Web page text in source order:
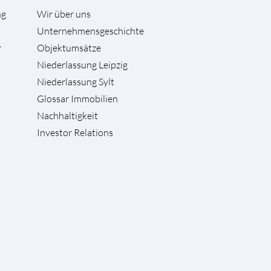
Wir über uns
Unternehmensgeschichte
Objektumsätze
Niederlassung Leipzig
Niederlassung Sylt
Glossar Immobilien
Nachhaltigkeit
Investor Relations